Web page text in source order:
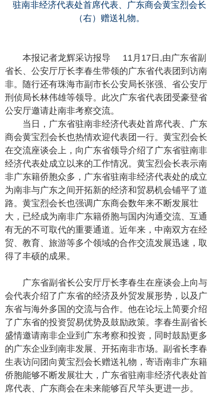
驻南非经济代表处首席代表、广东商会黄宝烈会长
（右）赠送礼物。
本报记者龙辉采访报导 11月17日,由广东省副
省长、公安厅厅长李春生带领的广东省代表团到访南
非。随行还有珠海市副市长公安局长张强、省公安厅
刑侦局长林伟雄等领导。此次广东省代表团受豪登省
公安厅邀请赴南非考察交流。
当日，广东省驻南非经济代表处首席代表、广东
商会黄宝烈会长也热情欢迎代表团一行。黄宝烈会长
在交流座谈会上，向广东省领导介绍了广东省驻南非
经济代表处成立以来的工作情况。黄宝烈会长表示南
非广东籍侨胞众多，广东省驻南非经济代表处的成立
为南非与广东之间开拓新的经济和贸易机会铺平了道
路。黄宝烈会长也强调广东商会数年来不断发展壮
大，已经成为南非广东籍侨胞与国内沟通交流、互通
有无的不可取代的重要通道。近年来，中南双方在经
贸、教育、旅游等多个领域的合作交流发展迅速，取
得了丰硕的成果。
广东省副省长公安厅厅长李春生在座谈会上向与
会代表介绍了广东省的经济及外贸发展形势，以及广
东省与海外多国的交流与合作。他在论坛上简要介绍
了广东省的投资贸易优势及鼓励政策。李春生副省长
盛情邀请南非企业到广东考察和投资，同时鼓励更多
的广东企业到南非发展、开拓南非市场。副省长李春
生表访问团向黄宝烈会长赠送礼物，寄语南非广东籍
侨胞能够不断发展壮大，广东省驻南非经济代表处首
席代表、广东商会在未来能够百尺竿头更进一步。